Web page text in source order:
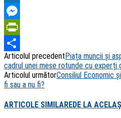
LinkedIn
Messenger
PrintFriendly
Share
Articolul precedentPiața muncii și
cadrul unei mese rotunde cu experți
Articolul următorConsiliul Economic
fi sau a nu fi?
ARTICOLE SIMILAREDE LA